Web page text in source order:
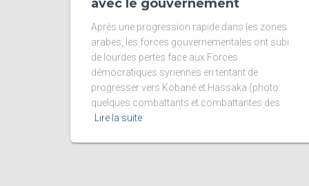
avec le gouvernement
Après une progression rapide dans les zones
arabes, les forces gouvernementales ont subi
de lourdes pertes face aux Forces
démocratiques syriennes en tentant de
progresser vers Kobané et Hassaka (photo:
quelques combattants et combattantes des
Lire la suite